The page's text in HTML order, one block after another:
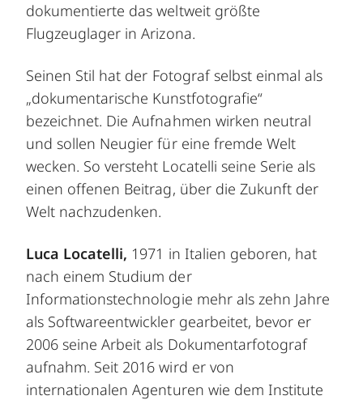
dokumentierte das weltweit größte
Flugzeuglager in Arizona.
Seinen Stil hat der Fotograf selbst einmal als
„dokumentarische Kunstfotografie“
bezeichnet. Die Aufnahmen wirken neutral
und sollen Neugier für eine fremde Welt
wecken. So versteht Locatelli seine Serie als
einen offenen Beitrag, über die Zukunft der
Welt nachzudenken.
Luca Locatelli, 1971 in Italien geboren, hat
nach einem Studium der
Informationstechnologie mehr als zehn Jahre
als Softwareentwickler gearbeitet, bevor er
2006 seine Arbeit als Dokumentarfotograf
aufnahm. Seit 2016 wird er von
internationalen Agenturen wie dem Institute